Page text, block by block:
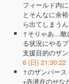
フィールド内
とそんなに余
ら出てしまう
↑そりゃあ…敵
る状況にやる
支援目的のザ
6 (日) 21:30:22
↑のザンバー
+赤潜在のせな